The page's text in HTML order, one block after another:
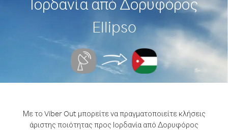
Ellipso
Με το Viber Out μπορείτε να πραγματοποιείτε κλήσεις
άριστης ποιότητας προς Ιορδανία από Δορυφόρος